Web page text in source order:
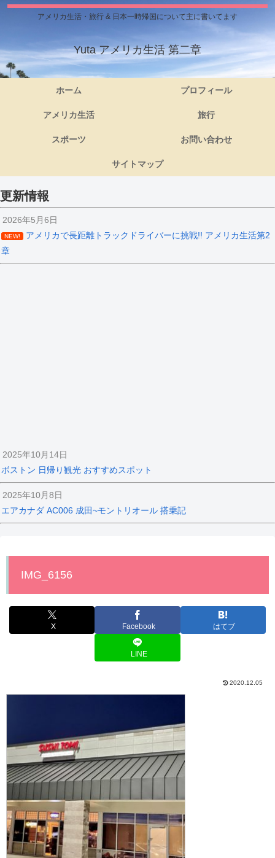
アメリカ生活・旅行 & 日本一時帰国について主に書いてます
Yuta アメリカ生活 第二章
ホーム プロフィール
アメリカ生活 旅行
スポーツ お問い合わせ
サイトマップ
更新情報
2026年5月6日
NEW!
アメリカで長距離トラックドライバーに挑戦!! アメリカ生活第2
章
2025年10月14日
ボストン 日帰り観光 おすすめスポット
2025年10月8日
エアカナダ AC006 成田~モントリオール 搭乗記
IMG_6156
X Facebook はてブ
LINE
2020.12.05